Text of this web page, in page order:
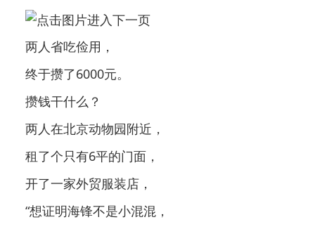
两人省吃俭用，
终于攒了6000元。
攒钱干什么？
两人在北京动物园附近，
租了个只有6平的门面，
开了一家外贸服装店，
“想证明海锋不是小混混，